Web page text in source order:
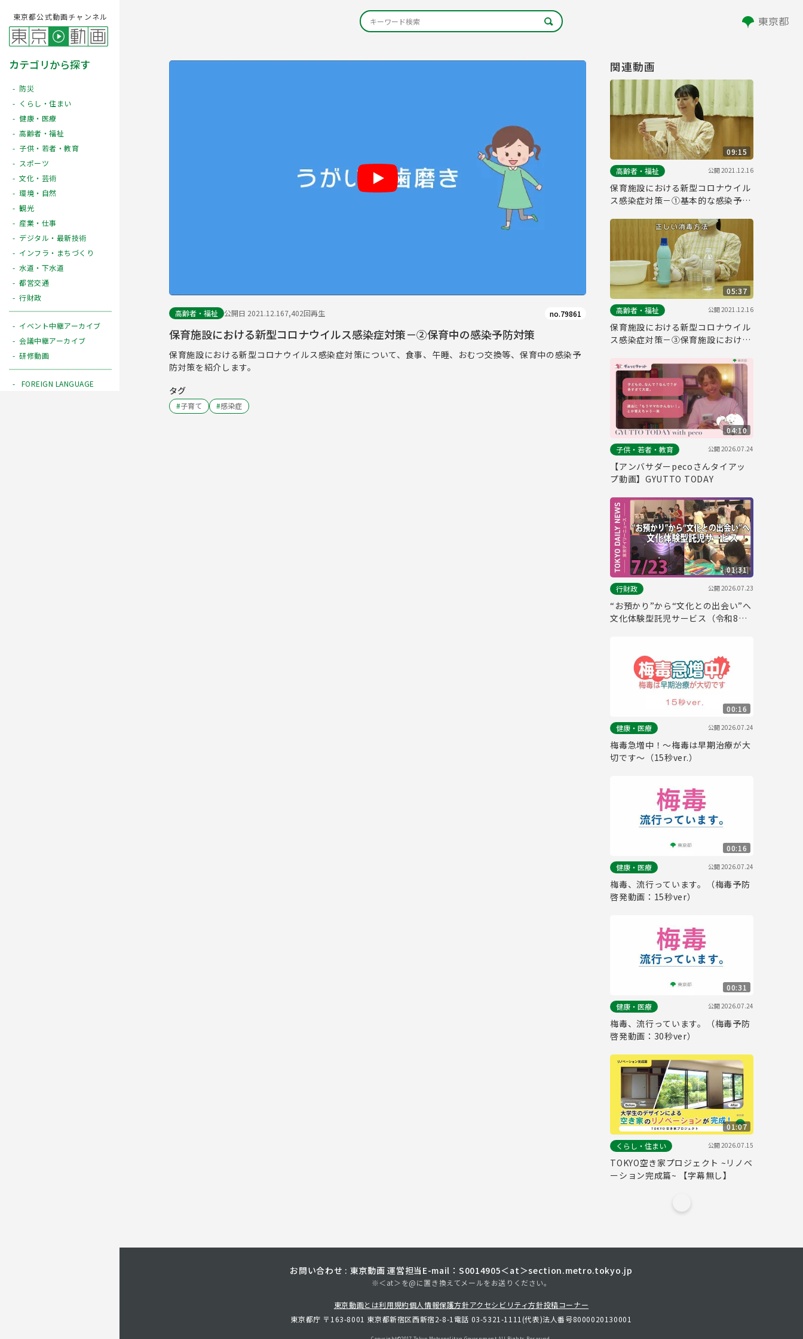
東京都公式動画チャンネル
カテゴリから探す
防災
くらし・住まい
健康・医療
高齢者・福祉
子供・若者・教育
スポーツ
文化・芸術
環境・自然
観光
産業・仕事
デジタル・最新技術
インフラ・まちづくり
水道・下水道
都営交通
行財政
イベント中継アーカイブ
会議中継アーカイブ
研修動画
FOREIGN LANGUAGE
高齢者・福祉 公開日 2021.12.167,402回再生 no.79861
保育施設における新型コロナウイルス感染症対策－②保育中の感染予防対策
保育施設における新型コロナウイルス感染症対策について、食事、午睡、おむつ交換等、保育中の感染予
防対策を紹介します。
タグ
#子育て #感染症
関連動画
09:15
高齢者・福祉
公開2021.12.16
保育施設における新型コロナウイル
ス感染症対策－①基本的な感染予防
05:37
高齢者・福祉
公開2021.12.16
保育施設における新型コロナウイル
ス感染症対策－③保育施設における
04:10
子供・若者・教育
公開2026.07.24
【アンバサダーpecoさんタイアッ
プ動画】GYUTTO TODAY
01:31
行財政
公開2026.07.23
“お預かり”から“文化との出会い”へ
文化体験型託児サービス（令和8年7
00:16
健康・医療
公開2026.07.24
梅毒急増中！～梅毒は早期治療が大
切です～（15秒ver.）
00:16
健康・医療
公開2026.07.24
梅毒、流行っています。（梅毒予防
啓発動画：15秒ver）
00:31
健康・医療
公開2026.07.24
梅毒、流行っています。（梅毒予防
啓発動画：30秒ver）
01:07
くらし・住まい
公開2026.07.15
TOKYO空き家プロジェクト ~リノベ
ーション完成篇~ 【字幕無し】
お問い合わせ : 東京動画 運営担当 E-mail：S0014905＜at＞section.metro.tokyo.jp
※＜at＞を@に置き換えてメールをお送りください。
東京動画とは利用規約個人情報保護方針アクセシビリティ方針投稿コーナー
東京都庁 〒163-8001 東京都新宿区西新宿2-8-1 電話 03-5321-1111(代表)法人番号8000020130001